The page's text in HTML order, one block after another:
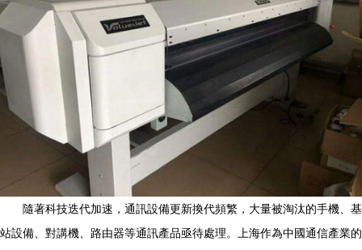
隨著科技迭代加速，通訊設備更新換代頻繁，大量被淘汰的手機、基
站設備、對講機、路由器等通訊產品亟待處理。上海作為中國通信產業的